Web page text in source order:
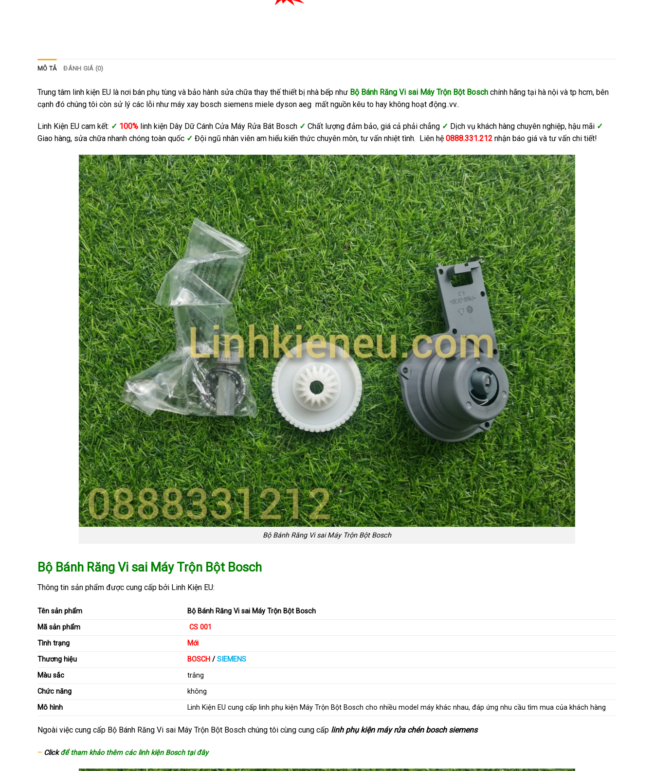
MÔ TẢ ĐÁNH GIÁ (0)
Trung tâm linh kiện EU là nơi bán phụ tùng và bảo hành sửa chữa thay thế thiết bị nhà bếp như Bộ Bánh Răng Vi sai Máy Trộn Bột Bosch chính hãng tại hà nội và tp hcm, bên
cạnh đó chúng tôi còn sử lý các lỗi như máy xay bosch siemens miele dyson aeg mất nguồn kêu to hay không hoạt động..vv..
Linh Kiện EU cam kết: ✓ 100% linh kiện Dây Dữ Cánh Cửa Máy Rửa Bát Bosch ✓ Chất lượng đảm bảo, giá cả phải chẳng ✓ Dịch vụ khách hàng chuyên nghiệp, hậu mãi ✓
Giao hàng, sửa chữa nhanh chóng toàn quốc ✓ Đội ngũ nhân viên am hiểu kiến thức chuyên môn, tư vấn nhiệt tình. Liên hệ 0888.331.212 nhận báo giá và tư vấn chi tiết!
Bộ Bánh Răng Vi sai Máy Trộn Bột Bosch
Bộ Bánh Răng Vi sai Máy Trộn Bột Bosch
Thông tin sản phẩm được cung cấp bởi Linh Kiện EU:
Tên sản phẩm
Bộ Bánh Răng Vi sai Máy Trộn Bột Bosch
Mã sản phẩm
CS 001
Tình trạng
Mới
Thương hiệu
BOSCH/ SIEMENS
Màu sắc
trắng
Chức năng
không
Mô hình
Linh Kiện EU cung cấp linh phụ kiện Máy Trộn Bột Bosch cho nhiều model máy khác nhau, đáp ứng nhu cầu tìm mua của khách hàng
Ngoài việc cung cấp Bộ Bánh Răng Vi sai Máy Trộn Bột Bosch chúng tôi cùng cung cấp linh phụ kiện máy rửa chén bosch siemens
– Click để tham khảo thêm các linh kiện Bosch tại đây